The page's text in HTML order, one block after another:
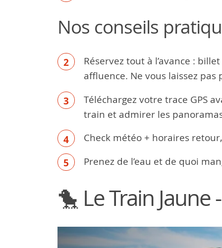
Nos conseils
Réservez tout à l’avance :
affluence. Ne vous laissez
Téléchargez votre trace GPS
train et admirer les
Check météo + horaires
Prenez de l’eau et de quoi
🐤 Le Train